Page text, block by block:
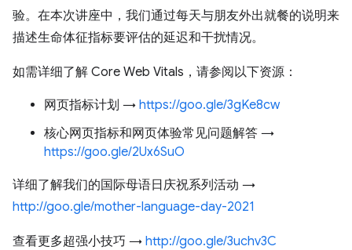
验。在本次讲座中，我们通过每天与朋友外出就餐的说明来
描述生命体征指标要评估的延迟和干扰情况。
如需详细了解 Core Web Vitals，请参阅以下资源：
网页指标计划 → https://goo.gle/3gKe8cw
核心网页指标和网页体验常见问题解答 →
https://goo.gle/2Ux6SuO
详细了解我们的国际母语日庆祝系列活动 →
http://goo.gle/mother-language-day-2021
查看更多超强小技巧 → http://goo.gle/3uchv3C